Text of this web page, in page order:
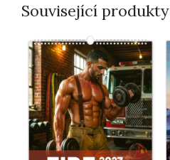
Související produkty